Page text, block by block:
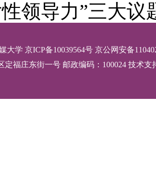
领导力”三大
大学 京ICP备10039564号 京公网安备
定福庄东街一号 邮政编码：100024 技术